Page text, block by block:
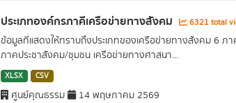
ประเภทองค์กรภาคีเครือข่ายทางสังคม 6321 total
ข้อมูลที่แสดงให้ทราบถึงประเภทของเครือข่ายทางสังคม 6 ภ
ภาคประชาสังคม/ชุมชน เครือข่ายทางศาสนา...
XLSX CSV
ศูนย์คุณธรรม 14 พฤษภาคม 2569